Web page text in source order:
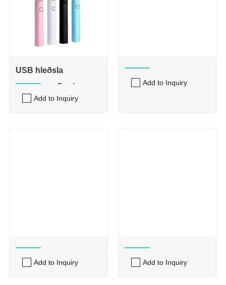
USB hleðsla
Rafmagns Sonic
tannburstar
Add to Inquiry
Add to Inquiry
Add to Inquiry Add to Inquiry